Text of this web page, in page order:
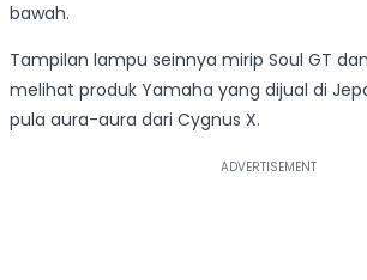
bawah.
Tampilan lampu seinnya mirip Soul GT
melihat produk Yamaha yang dijual di
pula aura-aura dari Cygnus X.